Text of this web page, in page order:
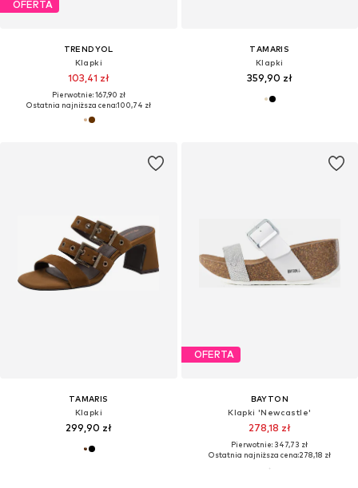
OFERTA
TRENDYOL
Klapki
103,41 zł
Pierwotnie: 167,90 zł
Ostatnia najniższa cena:100,74 zł
TAMARIS
Klapki
359,90 zł
TAMARIS
Klapki
299,90 zł
OFERTA
BAYTON
Klapki 'Newcastle'
278,18 zł
Pierwotnie: 347,73 zł
Ostatnia najniższa cena:278,18 zł